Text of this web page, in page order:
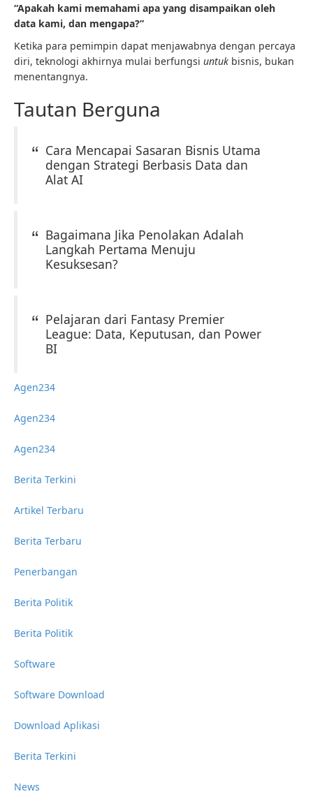
“Apakah kami memahami apa yang disampaikan oleh
data kami, dan mengapa?”
Ketika para pemimpin dapat menjawabnya dengan percaya
diri, teknologi akhirnya mulai berfungsi untuk bisnis, bukan
menentangnya.
Tautan Berguna
Cara Mencapai Sasaran Bisnis Utama
dengan Strategi Berbasis Data dan
Alat AI
Bagaimana Jika Penolakan Adalah
Langkah Pertama Menuju
Kesuksesan?
Pelajaran dari Fantasy Premier
League: Data, Keputusan, dan Power
BI
Agen234
Agen234
Agen234
Berita Terkini
Artikel Terbaru
Berita Terbaru
Penerbangan
Berita Politik
Berita Politik
Software
Software Download
Download Aplikasi
Berita Terkini
News